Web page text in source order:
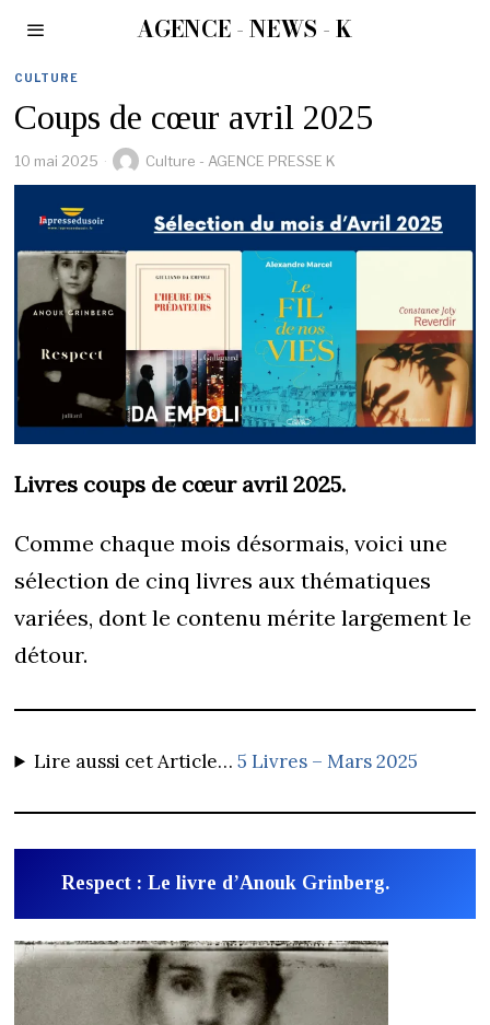
AGENCE - NEWS - K
CULTURE
Coups de cœur avril 2025
10 mai 2025 Culture - AGENCE PRESSE K
Livres coups de cœur avril 2025.
Comme chaque mois désormais, voici une
sélection de cinq livres aux thématiques
variées, dont le contenu mérite largement le
détour.
Lire aussi cet Article…5 Livres – Mars 2025
Respect : Le livre d’Anouk Grinberg.